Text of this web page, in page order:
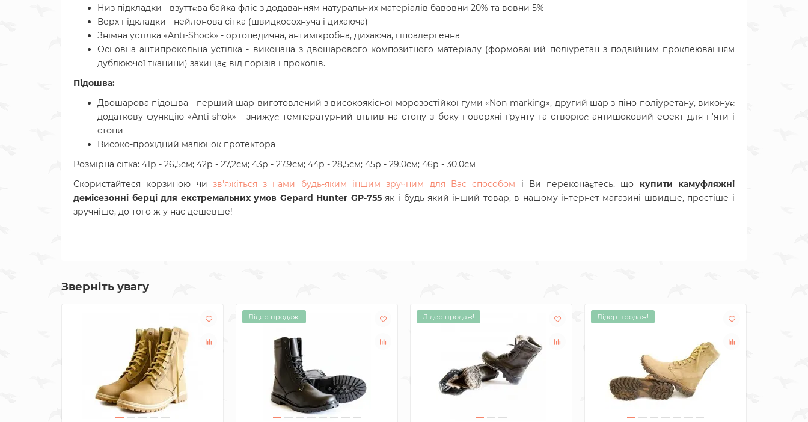
Низ підкладки - взуттєва байка фліс з додаванням натуральних матеріалів бавовни 20% та вовни 5%
Верх підкладки - нейлонова сітка (швидкосохнуча і дихаюча)
Знімна устілка «Anti-Shock» - ортопедична, антимікробна, дихаюча, гіпоалергенна
Основна антипрокольна устілка - виконана з двошарового композитного матеріалу (формований поліуретан з подвійним проклеюванням
дублюючої тканини) захищає від порізів і проколів.
Підошва:
Двошарова підошва - перший шар виготовлений з високоякісної морозостійкої гуми «Non-marking», другий шар з піно-поліуретану, виконує
додаткову функцію «Anti-shok» - знижує температурний вплив на стопу з боку поверхні ґрунту та створює антишоковий ефект для п'яти і
стопи
Високо-прохідний малюнок протектора
Розмірна сітка: 41р - 26,5см; 42р - 27,2см; 43р - 27,9см; 44р - 28,5см; 45р - 29,0см; 46р - 30.0см
Скористайтеся корзиною чи зв'яжіться з нами будь-яким іншим зручним для Вас способом і Ви переконаєтесь, що купити камуфляжні
демісезонні берці для екстремальних умов Gepard Hunter GP-755 як і будь-який інший товар, в нашому інтернет-магазині швидше, простіше і
зручніше, до того ж у нас дешевше!
Зверніть увагу
Лідер продаж! Лідер продаж! Лідер продаж!